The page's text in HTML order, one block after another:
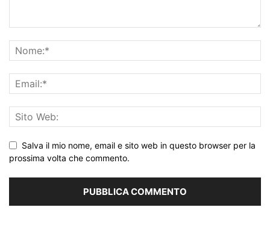
Salva il mio nome, email e sito web in questo browser per la
prossima volta che commento.